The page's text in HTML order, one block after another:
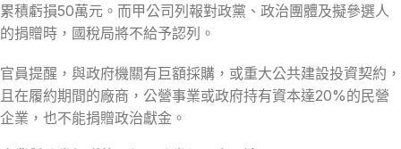
累積虧損50萬元。而甲公司列報對政黨、政治團體及擬參選人
的捐贈時，國稅局將不給予認列。
官員提醒，與政府機關有巨額採購，或重大公共建設投資契約，
且在履約期間的廠商，公營事業或政府持有資本達20%的民營
企業，也不能捐贈政治獻金。